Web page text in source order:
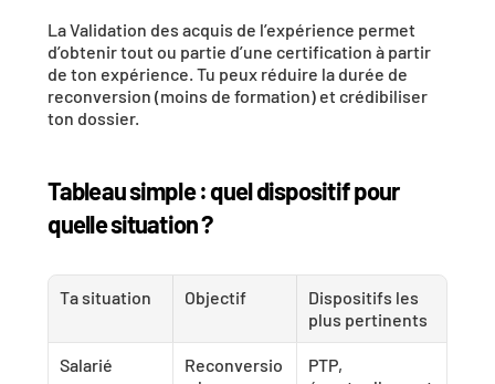
La Validation des acquis de l’expérience permet
d’obtenir tout ou partie d’une certification à partir
de ton expérience. Tu peux réduire la durée de
reconversion (moins de formation) et crédibiliser
ton dossier.
Tableau simple : quel dispositif pour
quelle situation ?
Ta situation Objectif
Dispositifs les
plus pertinents
Salarié
Reconversio
PTP,